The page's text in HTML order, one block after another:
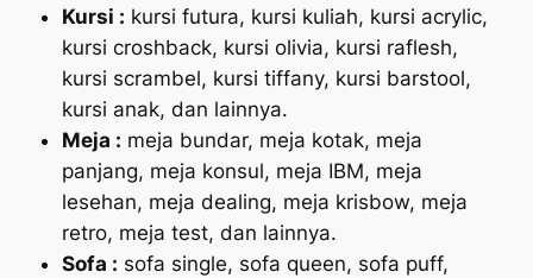
Kursi : kursi futura, kursi kuliah, kursi acrylic,
kursi croshback, kursi olivia, kursi raflesh,
kursi scrambel, kursi tiffany, kursi barstool,
kursi anak, dan lainnya.
Meja : meja bundar, meja kotak, meja
panjang, meja konsul, meja IBM, meja
lesehan, meja dealing, meja krisbow, meja
retro, meja test, dan lainnya.
Sofa : sofa single, sofa queen, sofa puff,